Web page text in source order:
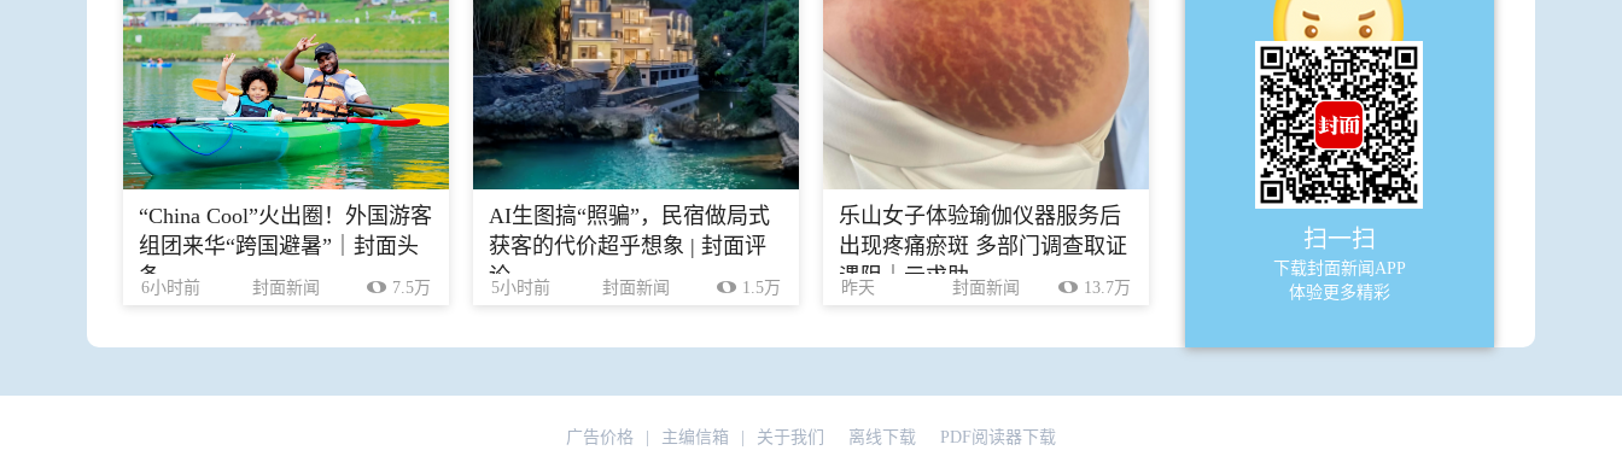
要闻
为坚韧的生命力喝彩！
国家二级重点保护动物小鸥成新增鸟
· 泸州龙马潭开展五大行动 推进“民心守
“China Cool”火出圈！外国游客
组团来华“跨国避暑”｜封面头
条
6小时前 封面新闻 7.5万
AI生图搞“照骗”，民宿做局式
获客的代价超乎想象 | 封面评
论
5小时前 封面新闻 1.5万
乐山女子体验瑜伽仪器服务后
出现疼痛瘀斑 多部门调查取证
遇阻｜云求助
昨天 封面新闻 13.7万
扫一扫
下载封面新闻APP
体验更多精彩
广告价格 主编信箱 关于我们 离线下载 PDF阅读器下载